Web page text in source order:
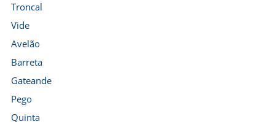
Troncal
Vide
Avelão
Barreta
Gateande
Pego
Quinta